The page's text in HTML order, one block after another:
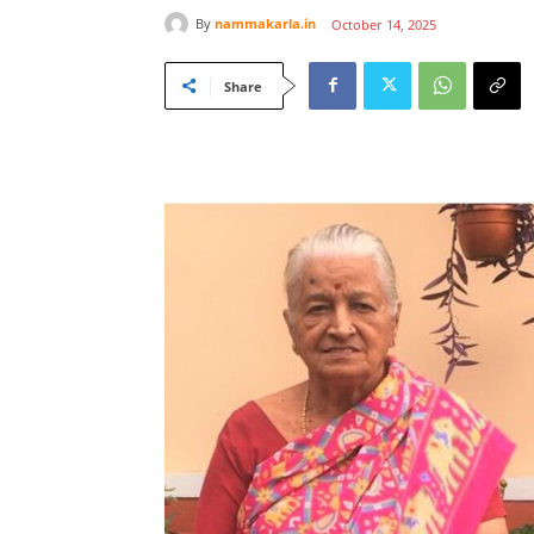
By nammakarla.in October 14, 2025
Share